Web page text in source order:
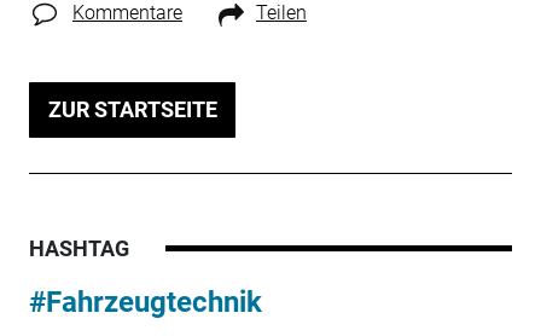
Kommentare Teilen
ZUR STARTSEITE
HASHTAG
#Fahrzeugtechnik